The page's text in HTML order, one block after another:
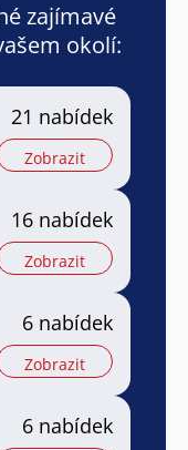
zajímavé
okolí:
21 nabídek
Zobrazit
16 nabídek
Zobrazit
6 nabídek
Zobrazit
6 nabídek